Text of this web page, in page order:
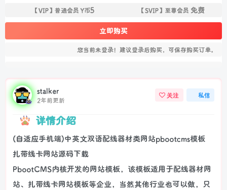
【VIP】普通会员 Y币5 【SVIP】至尊会员 免费
立即购买
您当前未登录！建议登录后购买，可保存购买订单。
stalker
2年前更新
关注 私信
详情介绍
(自适应手机端)中英文双语配线器材类网站pbootcms模板
扎带线卡网站源码下载
PbootCMS内核开发的网站模板，该模板适用于配线器材网
站、扎带线卡网站模板等企业，当然其他行业也可以做，只